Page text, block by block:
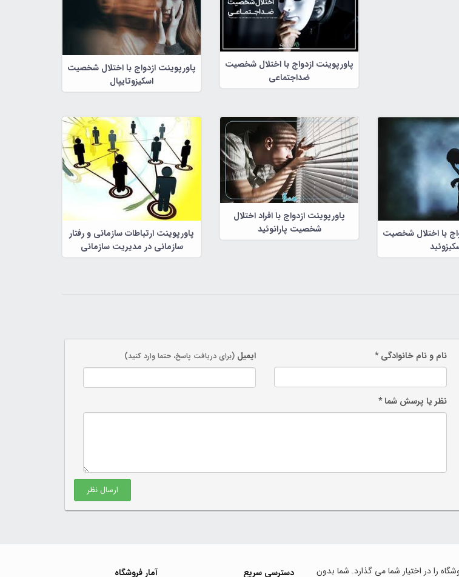
پاورپوینت ازدواج با اختلال شخصیت
ضداجتماعی
پاورپوینت ازدواج با اختلال شخصیت
اسکیزوتایپال
با اختلال شخصیت
پاورپوینت ازدواج با افراد اختلال
شخصیت پارانوئید
پاورپوینت ارتباطات سازمانی و رفتار
سازمانی در مدیریت سازمانی
نام و نام خانوادگی * ایمیل (برای دریافت پاسخ، حتما وارد کنید)
نظر یا پرسش شما *
ارسال نظر
را در اختیار شما می گذارد. شما بدون دسترسی سریع آمار فروشگاه